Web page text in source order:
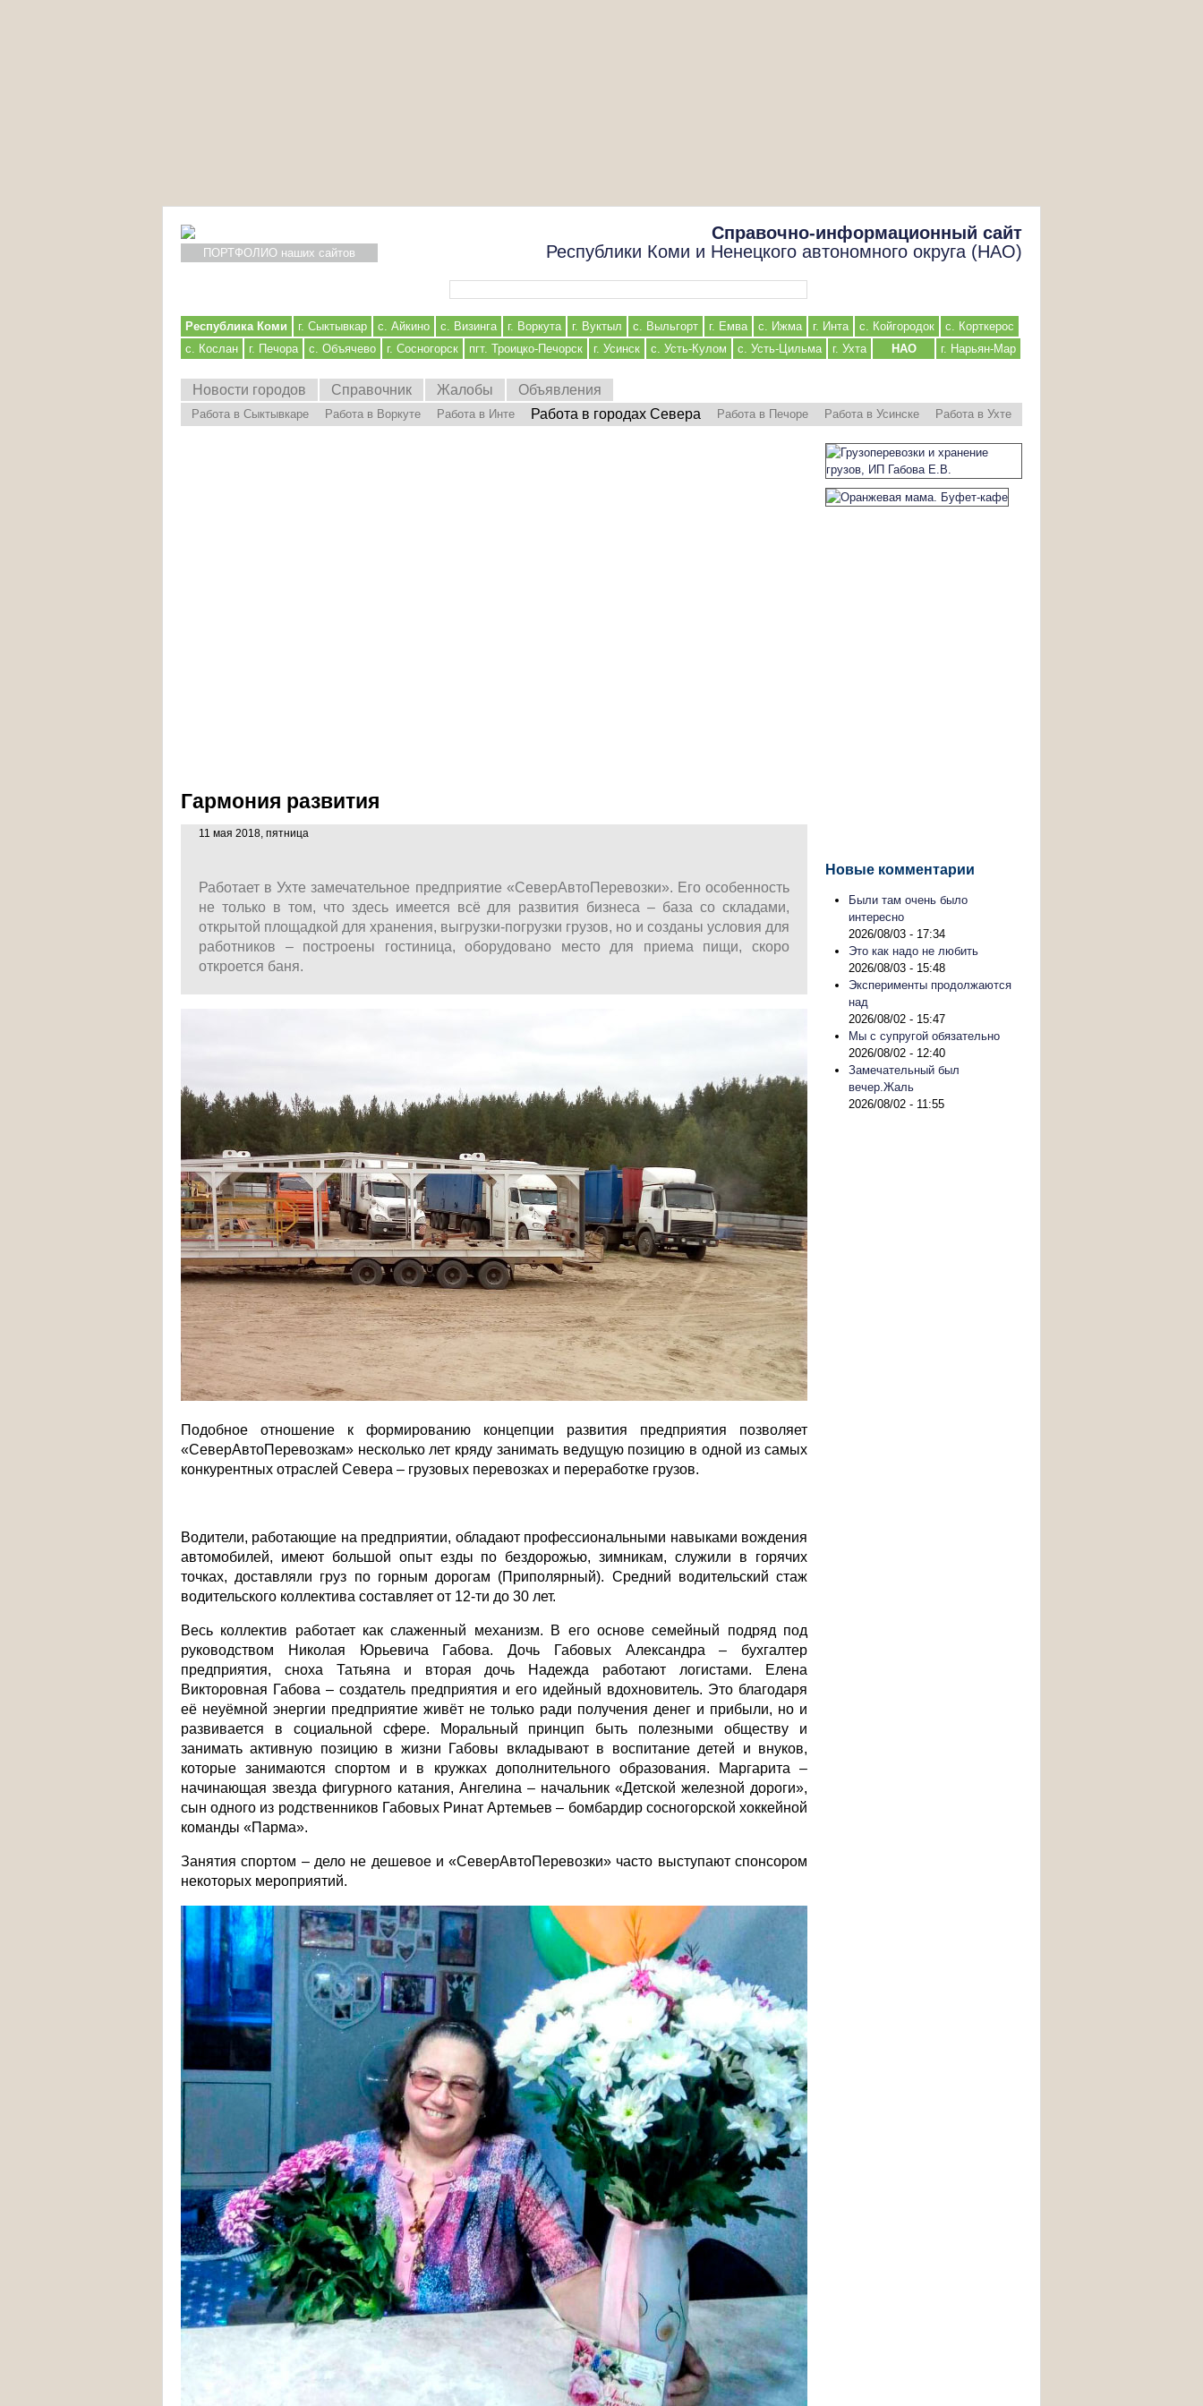
ПОРТФОЛИО наших сайтов
Справочно-информационный сайт
Республики Коми и Ненецкого автономного округа (НАО)
Республика Коми г. Сыктывкар с. Айкино с. Визинга г. Воркута г. Вуктыл с. Выльгорт г. Емва с. Ижма г. Инта с. Койгородок
с. Корткерос
с. Кослан
г. Печора с. Объячево г. Сосногорск пгт. Троицко-Печорск г. Усинск с. Усть-Кулом с. Усть-Цильма г. Ухта НАО г. Нарьян-Мар
Новости городов Справочник Жалобы Объявления
Работа в Сыктывкаре Работа в Воркуте Работа в Инте Работа в городах Севера Работа в Печоре Работа в Усинске Работа в Ухте
Гармония развития
11 мая 2018, пятница
Работает в Ухте замечательное предприятие «СеверАвтоПеревозки». Его особенность
не только в том, что здесь имеется всё для развития бизнеса – база со складами,
открытой площадкой для хранения, выгрузки-погрузки грузов, но и созданы условия для
работников – построены гостиница, оборудовано место для приема пищи, скоро
откроется баня.
Подобное отношение к формированию концепции развития предприятия позволяет
«СеверАвтоПеревозкам» несколько лет кряду занимать ведущую позицию в одной из самых
конкурентных отраслей Севера – грузовых перевозках и переработке грузов.
Водители, работающие на предприятии, обладают профессиональными навыками вождения
автомобилей, имеют большой опыт езды по бездорожью, зимникам, служили в горячих
точках, доставляли груз по горным дорогам (Приполярный). Средний водительский стаж
водительского коллектива составляет от 12-ти до 30 лет.
Весь коллектив работает как слаженный механизм. В его основе семейный подряд под
руководством Николая Юрьевича Габова. Дочь Габовых Александра – бухгалтер
предприятия, сноха Татьяна и вторая дочь Надежда работают логистами. Елена
Викторовная Габова – создатель предприятия и его идейный вдохновитель. Это благодаря
её неуёмной энергии предприятие живёт не только ради получения денег и прибыли, но и
развивается в социальной сфере. Моральный принцип быть полезными обществу и
занимать активную позицию в жизни Габовы вкладывают в воспитание детей и внуков,
которые занимаются спортом и в кружках дополнительного образования. Маргарита –
начинающая звезда фигурного катания, Ангелина – начальник «Детской железной дороги»,
сын одного из родственников Габовых Ринат Артемьев – бомбардир сосногорской хоккейной
команды «Парма».
Занятия спортом – дело не дешевое и «СеверАвтоПеревозки» часто выступают спонсором
некоторых мероприятий.
Новые комментарии
Были там очень было
интересно
2026/08/03 - 17:34
Это как надо не любить
2026/08/03 - 15:48
Эксперименты продолжаются
над
2026/08/02 - 15:47
Мы с супругой обязательно
2026/08/02 - 12:40
Замечательный был
вечер.Жаль
2026/08/02 - 11:55